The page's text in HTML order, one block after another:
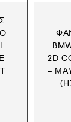
2D
–